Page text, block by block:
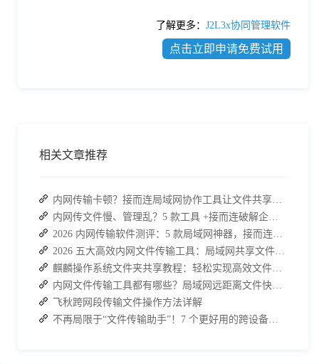
了解更多： J2L3x协同管理软件
点击立即申请免费试用
相关文章推荐
内网传输卡顿？接而连局域网协作工具让文件共享效率升级
内网传文件慢、管理乱？5 款工具 +接而连破解企业办公传输困局
2026 内网传输软件测评：5 款局域网神器，接而连凭实力 C 位出道
2026 五大高效内网文件传输工具：局域网共享文件的最佳解决方案
麒麟操作系统文件夹共享教程：轻松实现高效文件共享
内网文件传输工具都有哪些？局域网远距离文件快速传输神器
飞秋跨网段传输文件操作方法详解
不再局限于“文件传输助手”！7 个更好用的跨设备传输 App 推荐！